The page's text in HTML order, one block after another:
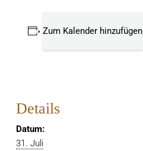
Zum Kalender hinzufügen
Details
Datum:
31. Juli